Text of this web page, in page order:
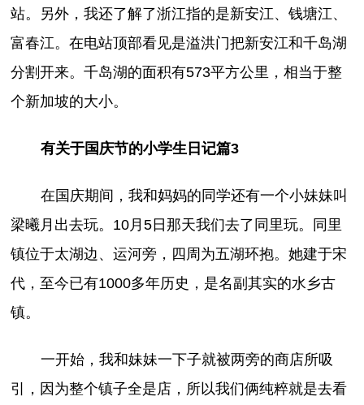
站。另外，我还了解了浙江指的是新安江、钱塘江、
富春江。在电站顶部看见是溢洪门把新安江和千岛湖
分割开来。千岛湖的面积有573平方公里，相当于整
个新加坡的大小。
有关于国庆节的小学生日记篇3
在国庆期间，我和妈妈的同学还有一个小妹妹叫
梁曦月出去玩。10月5日那天我们去了同里玩。同里
镇位于太湖边、运河旁，四周为五湖环抱。她建于宋
代，至今已有1000多年历史，是名副其实的水乡古
镇。
一开始，我和妹妹一下子就被两旁的商店所吸
引，因为整个镇子全是店，所以我们俩纯粹就是去看